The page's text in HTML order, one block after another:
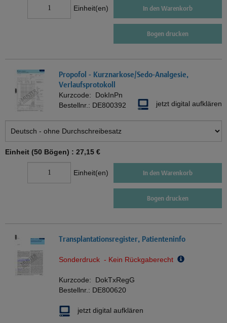
Einheit(en) In den Warenkorb
Bogen drucken
Propofol - Kurznarkose/Sedo-Analgesie,
Verlaufsprotokoll
Kurzcode: DokInPn
Bestellnr.: DE800392 jetzt digital aufklären
Einheit (50 Bögen) : 27,15 €
Einheit(en) In den Warenkorb
Bogen drucken
Transplantationsregister, Patienteninfo
Sonderdruck - Kein Rückgaberecht
Kurzcode: DokTxRegG
Bestellnr.: DE800620
jetzt digital aufklären